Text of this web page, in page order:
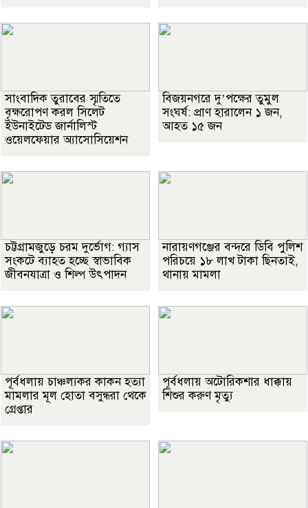
সাংবাদিক তুরাবের স্মৃতিতে
বৃক্ষরোপণ করল সিলেট
ইউনাইটেড জার্নালিস্ট
ওয়েলফেয়ার অ্যাসোসিয়েশন
বিজয়নগরে দু’পক্ষের তুমুল
সংঘর্ষ: প্রাণ হারালেন ১ জন,
আহত ১৫ জন
চট্টগ্রামজুড়ে চরম দুর্ভোগ: গ্যাস
সংকটে ব্যাহত হচ্ছে স্বাভাবিক
জীবনযাত্রা ও শিল্প উৎপাদন
নারায়ণগঞ্জের বন্দরে ডিবি পুলিশ
পরিচয়ে ১৮ লাখ টাকা ছিনতাই,
থানায় মামলা
পূর্বধলায় চাঞ্চল্যকর কাকন হত্যা
মামলার মূল হোতা বসুন্ধরা থেকে
গ্রেপ্তার
পূর্বধলায় অটোরিকশার ধাক্কায়
শিশুর করুণ মৃত্যু